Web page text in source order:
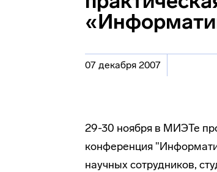
07 декабря 2007
29-30 ноября в МИЭТе
конференция
научных сотрудников,